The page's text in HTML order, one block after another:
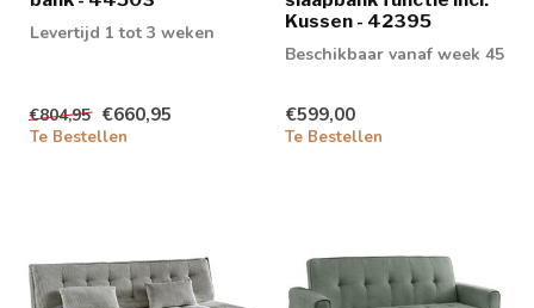
Levertijd 1 tot 3 weken
€804,95 €660,95
Te Bestellen
Kussen - 42395
Beschikbaar vanaf week 45
€599,00
Te Bestellen